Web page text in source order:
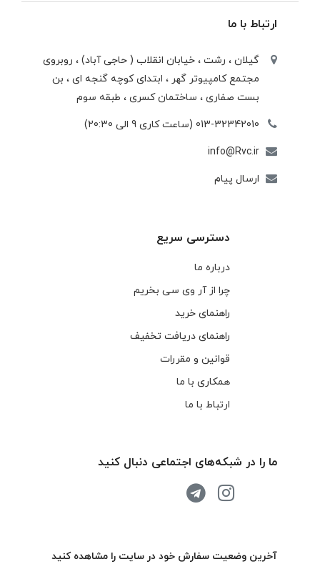
ارتباط با ما
گیلان ، رشت ، خيابان انقلاب ( حاجی آباد) ، روبروی
مجتمع كامپيوتر گهر ، ابتدای كوچه گنجه ای ، بن
بست صفاری ، ساختمان كسری ، طبقه سوم
013-32342010 (ساعت کاری 9 الی 20:30)
info@Rvc.ir
ارسال پیام
دسترسی سریع
درباره ما
چرا از آر وی سی بخریم
راهنمای خرید
راهنمای دریافت تخفیف
قوانین و مقررات
همکاری با ما
ارتباط با ما
ما را در شبکه‌های اجتماعی دنبال کنید
آخرین وضعیت سفارش خود در سایت را مشاهده کنید